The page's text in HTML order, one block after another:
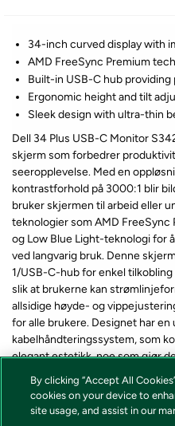
34-inch curved display with
AMD FreeSync Premium
Built-in USB-C hub
Ergonomic height and tilt
Sleek design with ultra-thin
Dell 34 Plus USB-C Monitor
skjerm som forbedrer
seeropplevelse. Med en
kontrastforhold på 3000:1 blir
bruker skjermen til arbeid eller
teknologier som AMD
og Low Blue Light-teknologi for
ved langvarig bruk. Denne
1/USB-C-hub for enkel
slik at brukerne kan
allsidige høyde- og
for alle brukere. Designet har
kabelhåndteringssystem, som
elegant estetikk, noe som gjør
skrivebordsoppsett.
By clicking “Accept All
cookies on your device to
site usage, and assist in our